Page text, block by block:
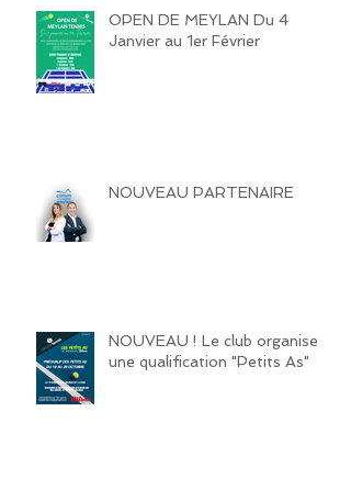
OPEN DE MEYLAN Du 4
Janvier au 1er Février
NOUVEAU PARTENAIRE
NOUVEAU ! Le club organise
une qualification "Petits As"